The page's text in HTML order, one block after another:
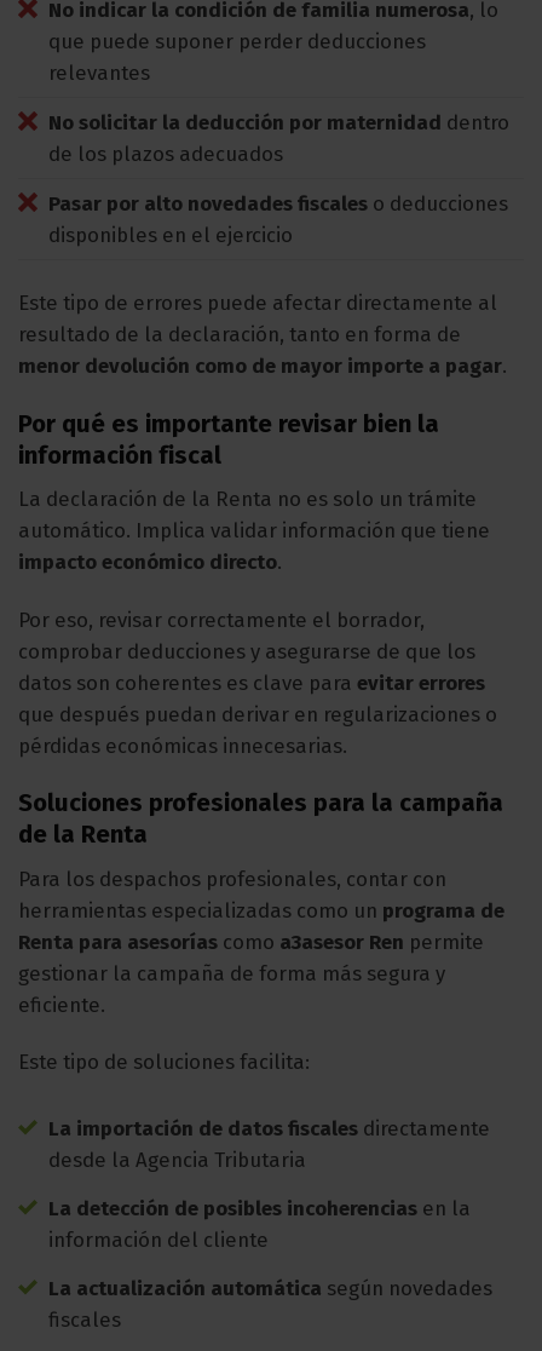
No indicar la condición de familia numerosa, lo
que puede suponer perder deducciones
relevantes
No solicitar la deducción por maternidad dentro
de los plazos adecuados
Pasar por alto novedades fiscales o deducciones
disponibles en el ejercicio
Este tipo de errores puede afectar directamente al
resultado de la declaración, tanto en forma de
menor devolución como de mayor importe a pagar.
Por qué es importante revisar bien la
información fiscal
La declaración de la Renta no es solo un trámite
automático. Implica validar información que tiene
impacto económico directo.
Por eso, revisar correctamente el borrador,
comprobar deducciones y asegurarse de que los
datos son coherentes es clave para evitar errores
que después puedan derivar en regularizaciones o
pérdidas económicas innecesarias.
Soluciones profesionales para la campaña
de la Renta
Para los despachos profesionales, contar con
herramientas especializadas como un programa de
Renta para asesorías como a3asesor Ren permite
gestionar la campaña de forma más segura y
eficiente.
Este tipo de soluciones facilita:
La importación de datos fiscales directamente
desde la Agencia Tributaria
La detección de posibles incoherencias en la
información del cliente
La actualización automática según novedades
fiscales